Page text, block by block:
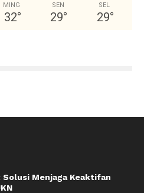
MING
32°
SEN
29°
SEL
29°
Solusi Menjaga Keaktifan